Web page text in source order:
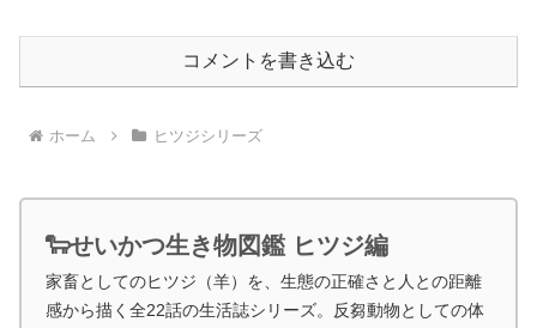
コメントを書き込む
ホーム ヒツジシリーズ
🐑せいかつ生き物図鑑 ヒツジ編
家畜としてのヒツジ（羊）を、生態の正確さと人との距離
感から描く全22話の生活誌シリーズ。反芻動物としての体